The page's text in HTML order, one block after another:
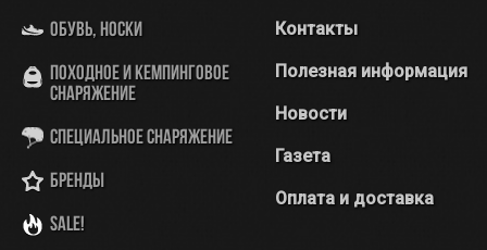
Обувь, носки
Походное и кемпинговое
снаряжение
Специальное снаряжение
Бренды
SALE!
Контакты
Полезная информация
Новости
Газета
Оплата и доставка